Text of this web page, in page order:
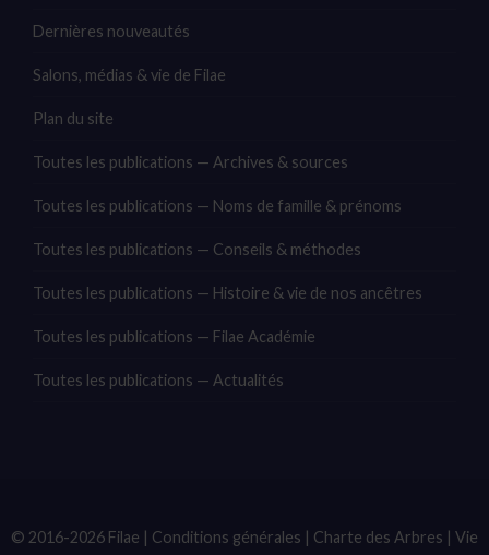
Dernières nouveautés
Salons, médias & vie de Filae
Plan du site
Toutes les publications — Archives & sources
Toutes les publications — Noms de famille & prénoms
Toutes les publications — Conseils & méthodes
Toutes les publications — Histoire & vie de nos ancêtres
Toutes les publications — Filae Académie
Toutes les publications — Actualités
© 2016-2026 Filae | Conditions générales | Charte des Arbres | Vie